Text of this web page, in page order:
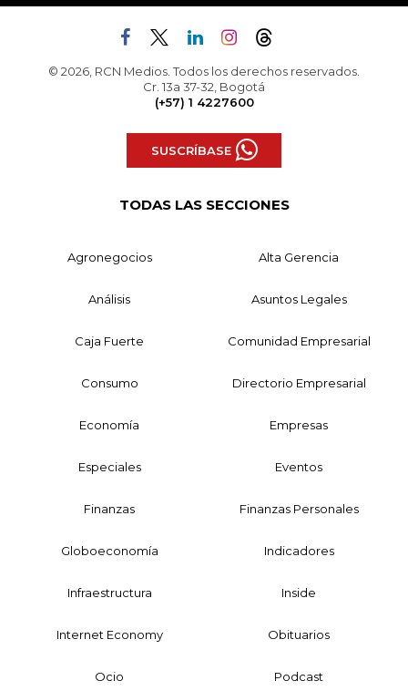
© 2026, RCN Medios. Todos los derechos reservados.
Cr. 13a 37-32, Bogotá
(+57) 1 4227600
SUSCRÍBASE
TODAS LAS SECCIONES
Agronegocios Alta Gerencia
Análisis Asuntos Legales
Caja Fuerte Comunidad Empresarial
Consumo Directorio Empresarial
Economía Empresas
Especiales Eventos
Finanzas Finanzas Personales
Globoeconomía Indicadores
Infraestructura Inside
Internet Economy Obituarios
Ocio Podcast